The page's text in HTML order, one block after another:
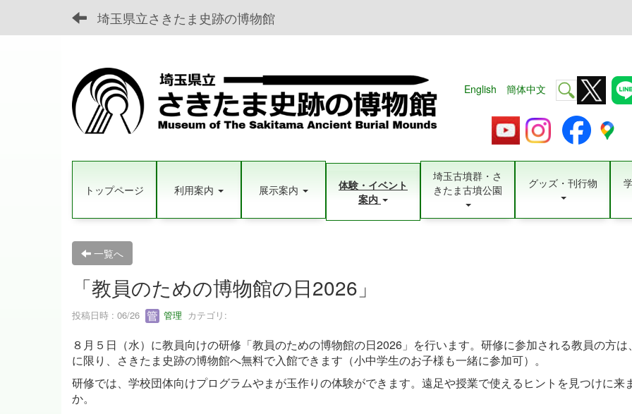
埼玉県立さきたま史跡の博物館
English 簡体中文
トップページ 利用案内 展示案内
体験・イベント
案内
埼玉古墳群・さ
きたま古墳公園
グッズ・刊行物
一覧へ
「教員のための博物館の日2026」
投稿日時 : 06/26 管理 カテゴリ:
８月５日（水）に教員向けの研修「教員のための博物館の日2026」を行います。研修に参加される教員の方は
に限り、さきたま史跡の博物館へ無料で入館できます（小中学生のお子様も一緒に参加可）。
研修では、学校団体向けプログラムやまが玉作りの体験ができます。遠足や授業で使えるヒントを見つけに来
か。